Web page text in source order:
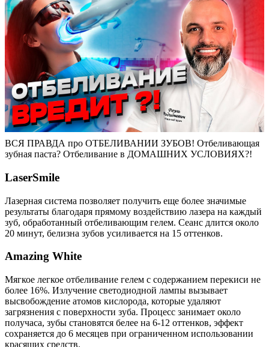
ВСЯ ПРАВДА про ОТБЕЛИВАНИИ ЗУБОВ! Отбеливающая
зубная паста? Отбеливание в ДОМАШНИХ УСЛОВИЯХ?!
LaserSmile
Лазерная система позволяет получить еще более значимые
результаты благодаря прямому воздействию лазера на каждый
зуб, обработанный отбеливающим гелем. Сеанс длится около
20 минут, белизна зубов усиливается на 15 оттенков.
Amazing White
Мягкое легкое отбеливание гелем с содержанием перекиси не
более 16%. Излучение светодиодной лампы вызывает
высвобождение атомов кислорода, которые удаляют
загрязнения с поверхности зуба. Процесс занимает около
получаса, зубы становятся белее на 6-12 оттенков, эффект
сохраняется до 6 месяцев при ограниченном использовании
красящих средств.